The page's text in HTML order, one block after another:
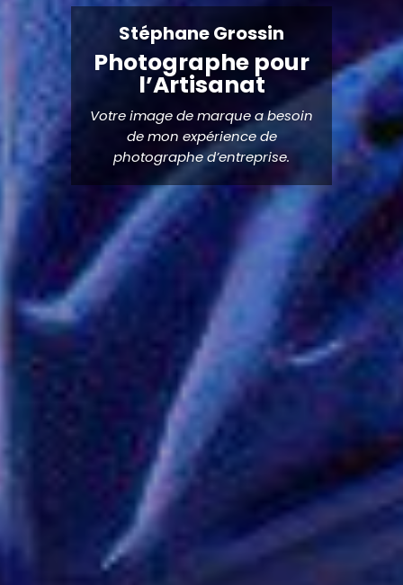
Stéphane Grossin
Photographe pour
l’Artisanat
Votre image de marque a besoin
de mon expérience de
photographe d’entreprise.